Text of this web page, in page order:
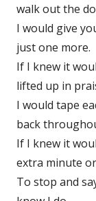
walk out the
I would give
just one more.
If I knew it
lifted up in
I would tape
back
If I knew it
extra minute
To stop and